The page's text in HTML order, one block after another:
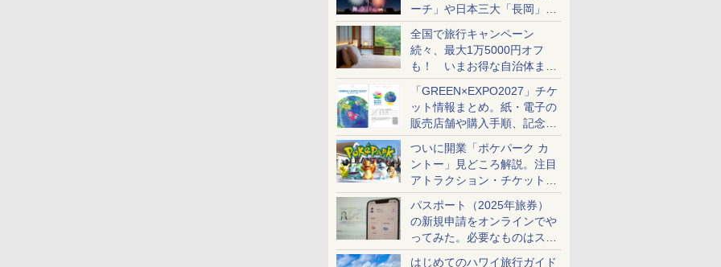
ーチ」や日本三大「長岡」な
ど大型イベント目白押し！
全国で旅行キャンペーン
続々、最大1万5000円オフ
も！ いまお得な自治体まと
め
「GREEN×EXPO2027」チケ
ット情報まとめ。紙・電子の
販売店舗や購入手順、記念チ
ケットも解説
ついに開業「ポケパーク カ
ントー」見どころ解説。注目
アトラクション・チケット手
配・来場前に必要な準備は？
パスポート（2025年旅券）
の新規申請をオンラインでや
ってみた。必要なものはスマ
ホとマイナカードのみ
はじめてのハワイ旅行ガイド